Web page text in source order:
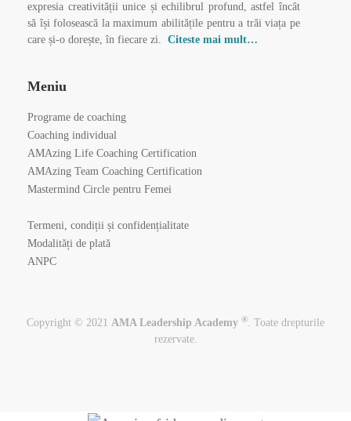
expresia creativității unice și echilibrul profund, astfel încât
să își folosească la maximum abilitățile pentru a trăi viața pe
care și-o dorește, în fiecare zi. Citeste mai mult…
Meniu
Programe de coaching
Coaching individual
AMAzing Life Coaching Certification
AMAzing Team Coaching Certification
Mastermind Circle pentru Femei
Termeni, condiții și confidențialitate
Modalități de plată
ANPC
Copyright © 2021 AMA Leadership Academy ®. Toate drepturile
rezervate.